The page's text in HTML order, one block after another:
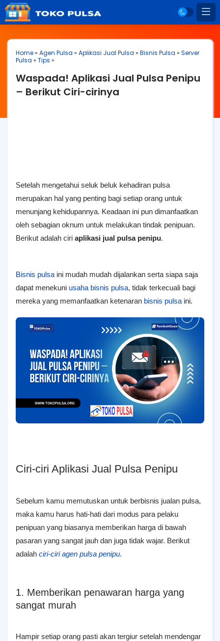
Home» Agen Pulsa » Aplikasi Jual Pulsa » Bisnis Pulsa » Server
Pulsa » Tips »
Waspada! Aplikasi Jual Pulsa Penipu
– Berikut Ciri-cirinya
Setelah mengetahui seluk beluk kehadiran pulsa
merupakan hal yang penting bagi setiap orang untuk
menunjang kehidupannya. Keadaan ini pun dimanfaatkan
oleh sebagian oknum untuk melakukan tindak penipuan.
Berikut adalah ciri aplikasi jual pulsa penipu.
Bisnis pulsa ini mudah mudah dijalankan serta siapa saja
dapat menekuni usaha bisnis pulsa, tidak terkecuali bagi
mereka yang memanfaatkan ketenaran bisnis pulsa ini.
Ciri-ciri Aplikasi Jual Pulsa Penipu
Sebelum kamu memutuskan untuk berbisnis jualan pulsa,
maka kamu harus hati-hati dari modus para pelaku
penipuan yang biasanya memberikan harga di bawah
pasaran yang sangat jauh dan juga tidak wajar. Berikut
adalah ciri-ciri agen pulsa penipu.
1. Memberikan penawaran harga yang
sangat murah
Hampir setiap orang pasti akan tergiur setelah mendengar